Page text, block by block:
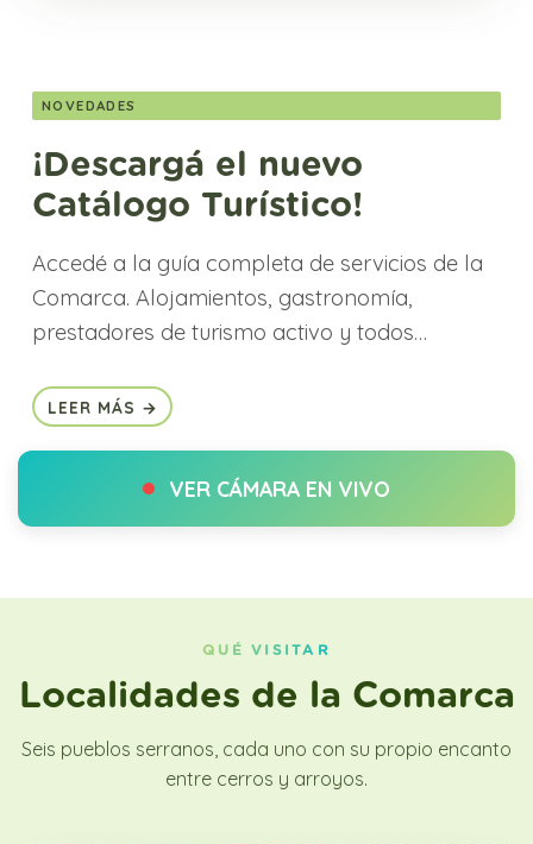
NOVEDADES
¡Descargá el nuevo
Catálogo Turístico!
Accedé a la guía completa de servicios de la
Comarca. Alojamientos, gastronomía,
prestadores de turismo activo y todos…
LEER MÁS →
VER CÁMARA EN VIVO
QUÉ VISITAR
Localidades de la Comarca
Seis pueblos serranos, cada uno con su propio encanto
entre cerros y arroyos.